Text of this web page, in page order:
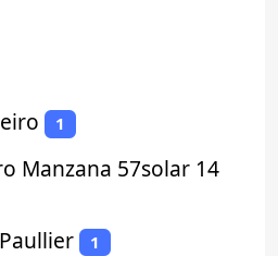
1
Manzana 57solar 14
1